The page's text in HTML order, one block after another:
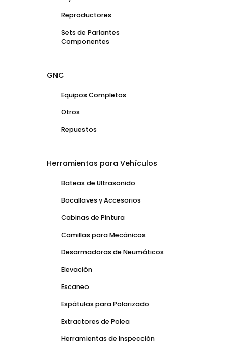
Reproductores
Sets de Parlantes
Componentes
GNC
Equipos Completos
Otros
Repuestos
Herramientas para Vehículos
Bateas de Ultrasonido
Bocallaves y Accesorios
Cabinas de Pintura
Camillas para Mecánicos
Desarmadoras de Neumáticos
Elevación
Escaneo
Espátulas para Polarizado
Extractores de Polea
Herramientas de Inspección